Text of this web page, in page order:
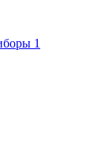
1